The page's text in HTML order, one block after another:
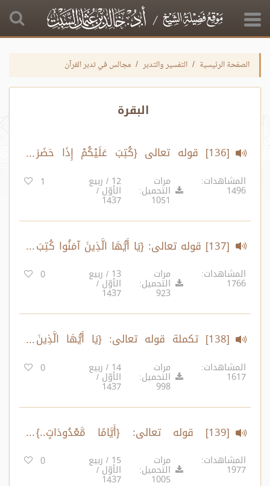
الصفحة الرئيسية التفسير والتدبر مجالس في تدبر القرآن
البقرة
[136] قوله تعالى {كُتِبَ عَلَيْكُمْ إِذَا حَضَرَ
{إِنَّ اللَّهَ غَفُورٌ رَحِيمٌ} الآية:182
المشاهدات:
1496
مرات
التحميل:
1051
12 / ربيع
الأوّل /
1437
1
[137] قوله تعالى: {يَا أَيُّهَا الَّذِينَ آمَنُوا كُتِبَ
عَلَيْكُمُ الصِّيَامُ ..} الآية:183
المشاهدات:
1766
مرات
التحميل:
923
13 / ربيع
الأوّل /
1437
0
[138] تكملة قوله تعالى: {يَا أَيُّهَا الَّذِينَ
آمَنُوا كُتِبَ عَلَيْكُمُ الصِّيَامُ..} الآية:183
المشاهدات:
1617
مرات
التحميل:
998
14 / ربيع
الأوّل /
1437
0
[139] قوله تعالى: {أَيَّامًا مَّعْدُودَاتٍ..}
الآية:184
المشاهدات:
1977
مرات
التحميل:
1005
15 / ربيع
الأوّل /
1437
0